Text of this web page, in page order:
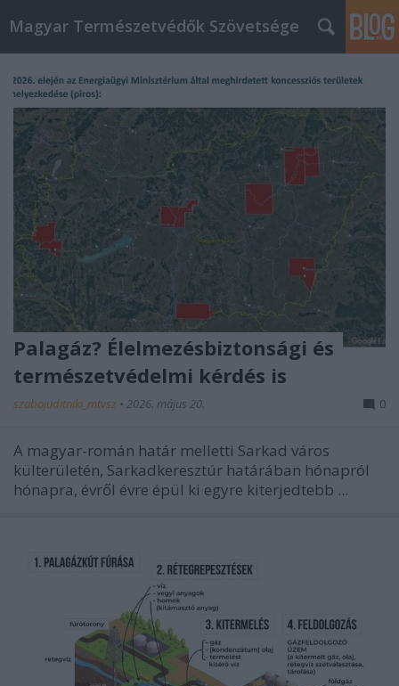
Magyar Természetvédők Szövetsége
Palagáz? Élelmezésbiztonsági és
természetvédelmi kérdés is
szabojuditniki_mtvsz • 2026. május 20. 0
A magyar-román határ melletti Sarkad város
külterületén, Sarkadkeresztúr határában hónapról
hónapra, évről évre épül ki egyre kiterjedtebb ...